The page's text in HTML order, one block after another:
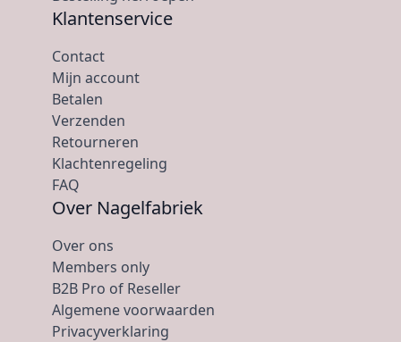
Klantenservice
Contact
Mijn account
Betalen
Verzenden
Retourneren
Klachtenregeling
FAQ
Over Nagelfabriek
Over ons
Members only
B2B Pro of Reseller
Algemene voorwaarden
Privacyverklaring